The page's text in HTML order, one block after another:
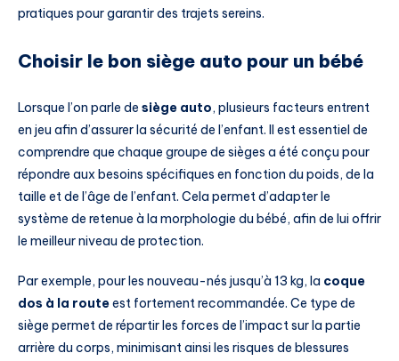
pratiques pour garantir des trajets sereins.
Choisir le bon siège auto pour un bébé
Lorsque l’on parle de siège auto, plusieurs facteurs entrent
en jeu afin d’assurer la sécurité de l’enfant. Il est essentiel de
comprendre que chaque groupe de sièges a été conçu pour
répondre aux besoins spécifiques en fonction du poids, de la
taille et de l’âge de l’enfant. Cela permet d’adapter le
système de retenue à la morphologie du bébé, afin de lui offrir
le meilleur niveau de protection.
Par exemple, pour les nouveau-nés jusqu’à 13 kg, la coque
dos à la routeest fortement recommandée. Ce type de
siège permet de répartir les forces de l’impact sur la partie
arrière du corps, minimisant ainsi les risques de blessures